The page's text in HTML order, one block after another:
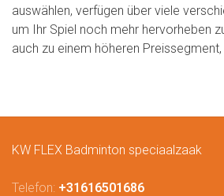
auswählen, verfügen über viele
um Ihr Spiel noch mehr hervorheben
auch zu einem höheren
KW FLEX Badminton speciaalzaak
Telefon: +31616501686